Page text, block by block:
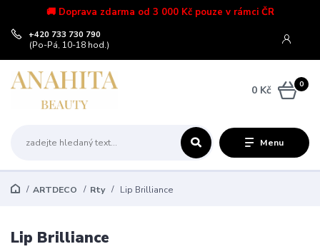
🚚 Doprava zdarma od 3 000 Kč pouze v rámci ČR
Menu
+420 733 730 790
(Po-Pá, 10-18 hod.)
0
0 Kč
ARTDECO Rty Lip Brilliance
Lip Brilliance